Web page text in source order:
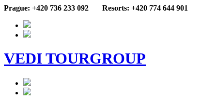
Prague: +420 736 233 092 Resorts: +420 774 644 901
VEDI TOURGROUP